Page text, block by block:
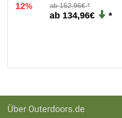
12% 152,96€
134,96€
Über Outerdoors.de